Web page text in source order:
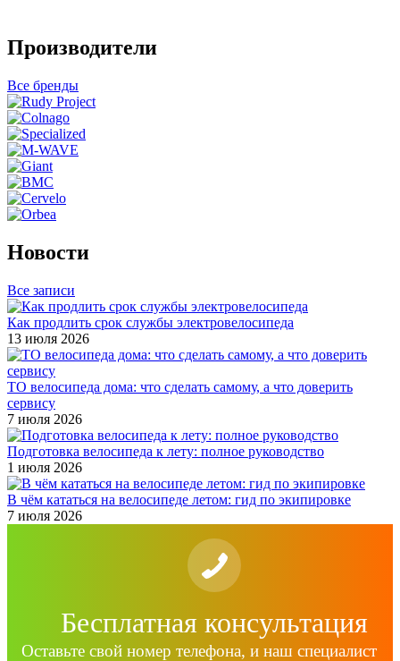
Производители
Все бренды
Новости
Все записи
Как продлить срок службы электровелосипеда
13 июля 2026
ТО велосипеда дома: что сделать самому, а что доверить
сервису
7 июля 2026
Подготовка велосипеда к лету: полное руководство
1 июля 2026
В чём кататься на велосипеде летом: гид по экипировке
7 июля 2026
Бесплатная консультация
Оставьте свой номер телефона, и наш специалист